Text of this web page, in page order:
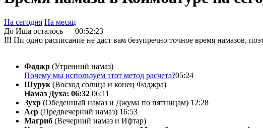
На сегодня На месяц
До Иша осталось — 00:52:23
!!! Ни одно расписание не даст вам безупречно точное время намазов,
Фаджр (Утренний намаз)
Почему мы используем этот метод расчета?05:24
Шурук (Восход солнца и конец Фаджра)
Намаз Духа: 06:32 06:11
Зухр (Обеденный намаз и Джума по пятницам) 12:28
Аср (Предвечерний намаз) 16:53
Магриб (Вечерний намаз и Ифтар)